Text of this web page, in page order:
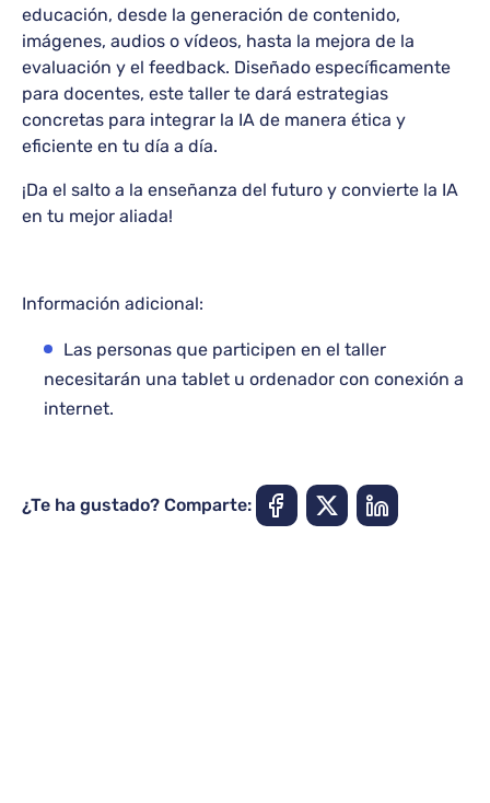
educación, desde la generación de contenido,
imágenes, audios o vídeos, hasta la mejora de la
evaluación y el feedback. Diseñado específicamente
para docentes, este taller te dará estrategias
concretas para integrar la IA de manera ética y
eficiente en tu día a día.
¡Da el salto a la enseñanza del futuro y convierte la IA
en tu mejor aliada!
Información adicional:
Las personas que participen en el taller
necesitarán una tablet u ordenador con conexión a
internet.
¿Te ha gustado? Comparte: